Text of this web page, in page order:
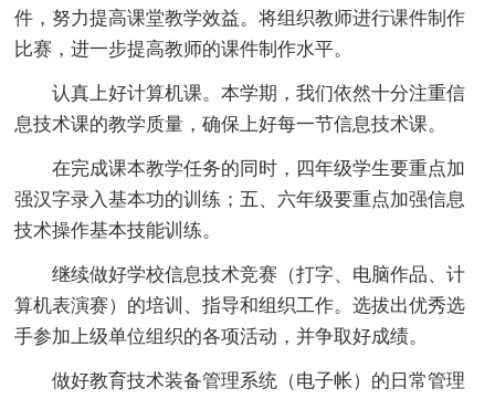
件，努力提高课堂教学效益。将组织教师进行课件制作
比赛，进一步提高教师的课件制作水平。
认真上好计算机课。本学期，我们依然十分注重信
息技术课的教学质量，确保上好每一节信息技术课。
在完成课本教学任务的同时，四年级学生要重点加
强汉字录入基本功的训练；五、六年级要重点加强信息
技术操作基本技能训练。
继续做好学校信息技术竞赛（打字、电脑作品、计
算机表演赛）的培训、指导和组织工作。选拔出优秀选
手参加上级单位组织的各项活动，并争取好成绩。
做好教育技术装备管理系统（电子帐）的日常管理